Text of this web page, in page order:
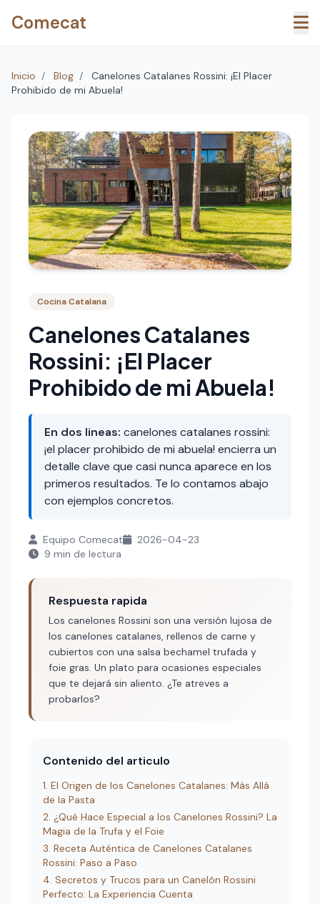
Comecat
Inicio / Blog /
Canelones Catalanes Rossini: ¡El Placer
Prohibido de mi Abuela!
Cocina Catalana
Canelones Catalanes
Rossini: ¡El Placer
Prohibido de mi Abuela!
En dos lineas: canelones catalanes rossini:
¡el placer prohibido de mi abuela! encierra un
detalle clave que casi nunca aparece en los
primeros resultados. Te lo contamos abajo
con ejemplos concretos.
Equipo Comecat
2026-04-23
9 min de lectura
Respuesta rapida
Los canelones Rossini son una versión lujosa de
los canelones catalanes, rellenos de carne y
cubiertos con una salsa bechamel trufada y
foie gras. Un plato para ocasiones especiales
que te dejará sin aliento. ¿Te atreves a
probarlos?
Contenido del articulo
El Origen de los Canelones Catalanes: Más Allá
de la Pasta
¿Qué Hace Especial a los Canelones Rossini? La
Magia de la Trufa y el Foie
Receta Auténtica de Canelones Catalanes
Rossini: Paso a Paso
Secretos y Trucos para un Canelón Rossini
Perfecto: La Experiencia Cuenta